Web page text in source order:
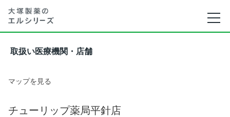
取扱い医療機関・店舗
マップを見る
チューリップ薬局平針店